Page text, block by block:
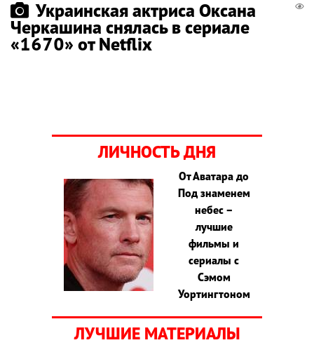
Украинская актриса Оксана
Черкашина снялась в сериале
«1670» от Netflix
ЛИЧНОСТЬ ДНЯ
От Аватара до
Под знаменем
небес –
лучшие
фильмы и
сериалы с
Сэмом
Уортингтоном
ЛУЧШИЕ МАТЕРИАЛЫ